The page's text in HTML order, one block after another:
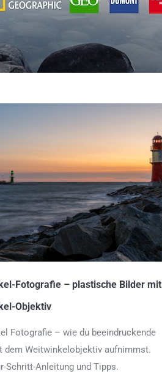
Fotografie – plastische Bilder mit
Objektiv
Fotografie – wie du beeindruckende
dem Weitwinkelobjektiv aufnimmst.
Schritt-Anleitung und Tipps.